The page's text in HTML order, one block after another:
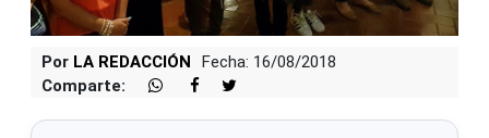
Por LA REDACCIÓN
Fecha: 16/08/2018
Comparte: